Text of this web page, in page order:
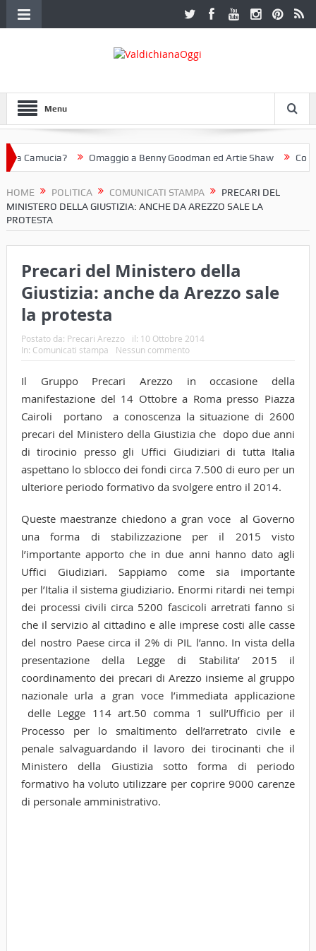
Menu
Camucia? Omaggio a Benny Goodman ed Artie Shaw
HOME POLITICA COMUNICATI STAMPA
PRECARI DEL
MINISTERO DELLA GIUSTIZIA: ANCHE DA AREZZO SALE LA
PROTESTA
Precari del Ministero della
Giustizia: anche da Arezzo sale
la protesta
Postato da: Precari Arezzo il: 10 Ottobre 2014
In: Comunicati stampa Nessun commento
Il Gruppo Precari Arezzo in occasione della
manifestazione del 14 Ottobre a Roma presso Piazza
Cairoli portano a conoscenza la situazione di 2600
precari del Ministero della Giustizia che dopo due anni
di tirocinio presso gli Uffici Giudiziari di tutta Italia
aspettano lo sblocco dei fondi circa 7.500 di euro per un
ulteriore periodo formativo da svolgere entro il 2014.
Queste maestranze chiedono a gran voce al Governo
una forma di stabilizzazione per il 2015 visto
l’importante apporto che in due anni hanno dato agli
Uffici Giudiziari. Sappiamo come sia importante
per l’Italia il sistema giudiziario. Enormi ritardi nei tempi
dei processi civili circa 5200 fascicoli arretrati fanno si
che il servizio al cittadino e alle imprese costi alle casse
del nostro Paese circa il 2% di PIL l’anno. In vista della
presentazione della Legge di Stabilita’ 2015 il
coordinamento dei precari di Arezzo insieme al gruppo
nazionale urla a gran voce l’immediata applicazione
delle Legge 114 art.50 comma 1 sull’Ufficio per il
Processo per lo smaltimento dell’arretrato civile e
penale salvaguardando il lavoro dei tirocinanti che il
Ministero della Giustizia sotto forma di periodo
formativo ha voluto utilizzare per coprire 9000 carenze
di personale amministrativo.